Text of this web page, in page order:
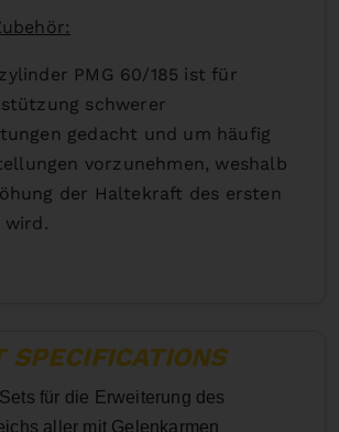
PMG 60/185 ist für
schwerer
gedacht und um häufig
vorzunehmen, weshalb
der Haltekraft des ersten
wird.
SPECIFICATIONS
für die Erweiterung des
aller mit Gelenkarmen